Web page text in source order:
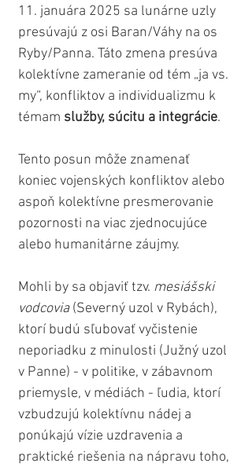
11. januára 2025 sa lunárne uzly
presúvajú z osi Baran/Váhy na os
Ryby/Panna. Táto zmena presúva
kolektívne zameranie od tém „ja vs.
my“, konfliktov a individualizmu k
témam služby, súcitu a integrácie.
Tento posun môže znamenať
koniec vojenských konfliktov alebo
aspoň kolektívne presmerovanie
pozornosti na viac zjednocujúce
alebo humanitárne záujmy.
Mohli by sa objaviť tzv. mesiášski
vodcovia (Severný uzol v Rybách),
ktorí budú sľubovať vyčistenie
neporiadku z minulosti (Južný uzol
v Panne) - v politike, v zábavnom
priemysle, v médiách - ľudia, ktorí
vzbudzujú kolektívnu nádej a
ponúkajú vízie uzdravenia a
praktické riešenia na nápravu toho,